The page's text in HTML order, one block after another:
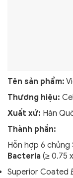
Tên sản phẩm:
Thương hiệu:
Xuất xứ: Hàn
Thành phần:
Hỗn hợp 6 chủng
Bacteria (≥ 0.75
Superior Coated